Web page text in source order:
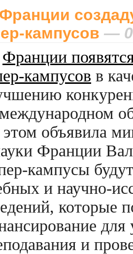
кампусов —
Франции
кампусов в
объявила
Франции
кампусы
и научно-
которые
для
и